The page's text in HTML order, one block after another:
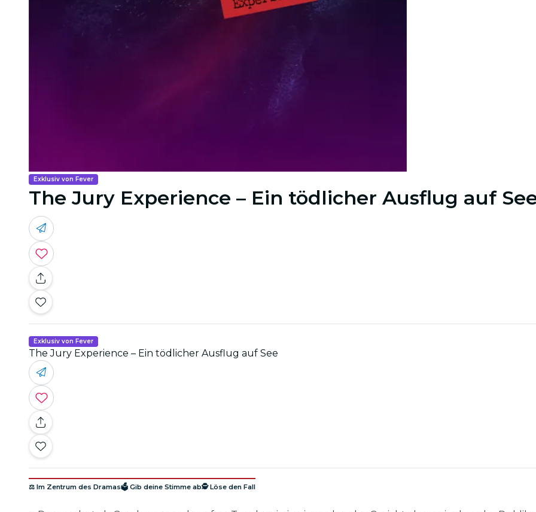
Exklusiv von Fever
The Jury Experience – Ein tödlicher Ausflug auf
Exklusiv von Fever
The Jury Experience – Ein tödlicher Ausflug auf See
⚖️ Im Zentrum des Dramas🗳️ Gib deine Stimme ab🕵️ Löse den Fall